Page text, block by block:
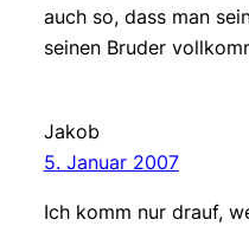
auch so, dass man
seinen Bruder
Jakob
5. Januar 2007
Ich komm nur drauf,